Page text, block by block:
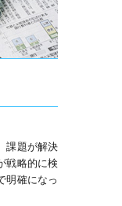
課題が解決
戦略的に検
明確になっ